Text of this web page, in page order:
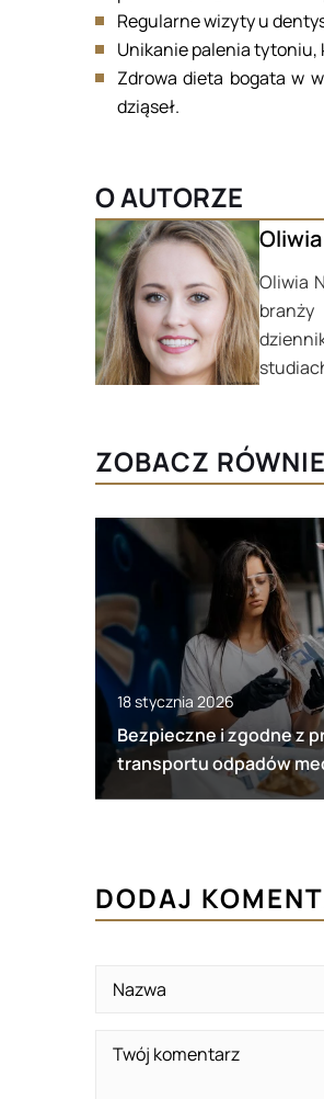
Regularne wizyty u
Unikanie palenia tytoniu,
Zdrowa dieta bogata w
dziąseł.
O AUTORZE
Oliwia
ZOBACZ
18 stycznia 2026
Bezpieczne i zgodne z
transportu odpadów
DODAJ